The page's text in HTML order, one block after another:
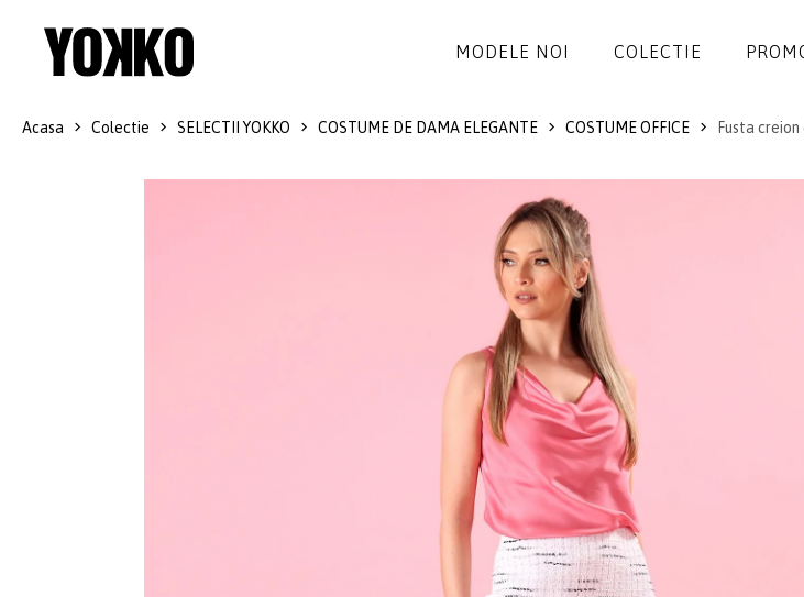
MODELE NOI COLECTIE
SALOPETE
SACOURI
JACHETE
FUSTE
PANTALONI
BLUZE
ACCESORII
ACCESORII
Acasa Colectie SELECTII YOKKO COSTUME DE DAMA ELEGANTE COSTUME OFFICE Fusta